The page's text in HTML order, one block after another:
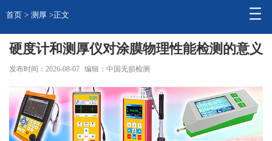
首页 > 测厚 >正文
硬度计和测厚仪对涂膜物理性能检测的意义
发布时间：2026-08-07 编辑：中国无损检测